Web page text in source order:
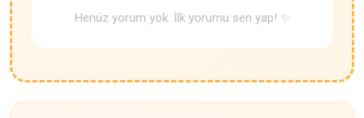
Henüz yorum yok. İlk yorumu sen yap! ✨